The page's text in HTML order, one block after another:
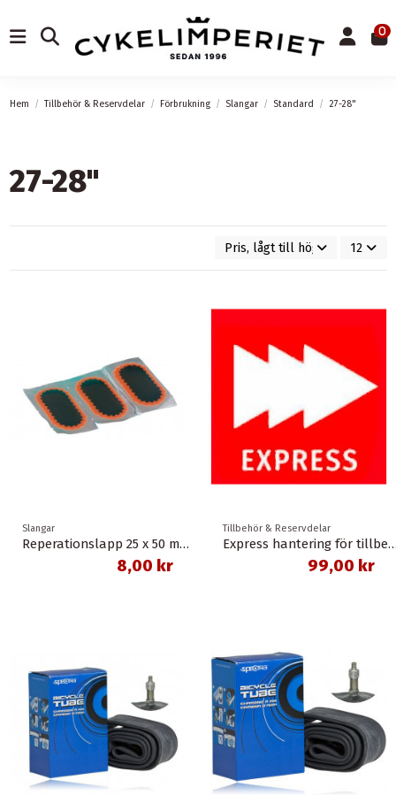
0
Hem Tillbehör & Reservdelar Förbrukning Slangar Standard 27-28"
27-28"
Pris, lågt till högt 12
Slangar
Reperationslapp 25 x 50 mm oval
8,00 kr
Tillbehör & Reservdelar
Express
99,00 kr